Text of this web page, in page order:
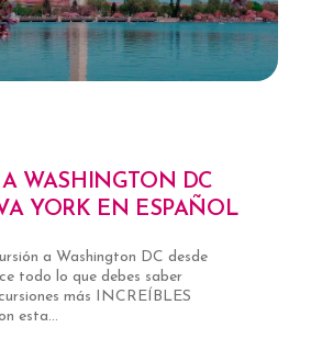
WASHINGTON DC
YORK EN ESPAÑOL
a Washington DC desde
todo lo que debes saber
más INCREÍBLES
esta...